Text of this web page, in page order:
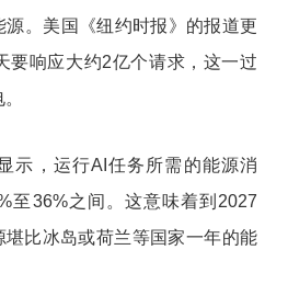
源。美国《纽约时报》的报道更
要响应大约2亿个请求，这一过
示，运行AI任务所需的能源消
至36%之间。这意味着到2027
比冰岛或荷兰等国家一年的能